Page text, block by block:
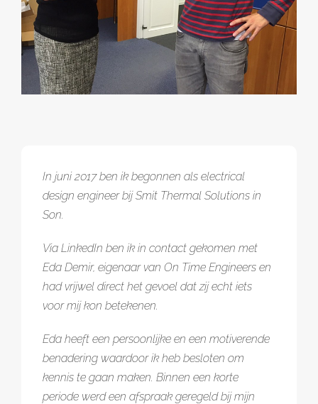
Referenties
Contact
In juni 2017 ben ik begonnen als electrical
design engineer bij Smit Thermal Solutions in
Son.
Via LinkedIn ben ik in contact gekomen met
Eda Demir, eigenaar van On Time Engineers en
had vrijwel direct het gevoel dat zij echt iets
voor mij kon betekenen.
Eda heeft een persoonlijke en een motiverende
benadering waardoor ik heb besloten om
kennis te gaan maken. Binnen een korte
periode werd een afspraak geregeld bij mijn